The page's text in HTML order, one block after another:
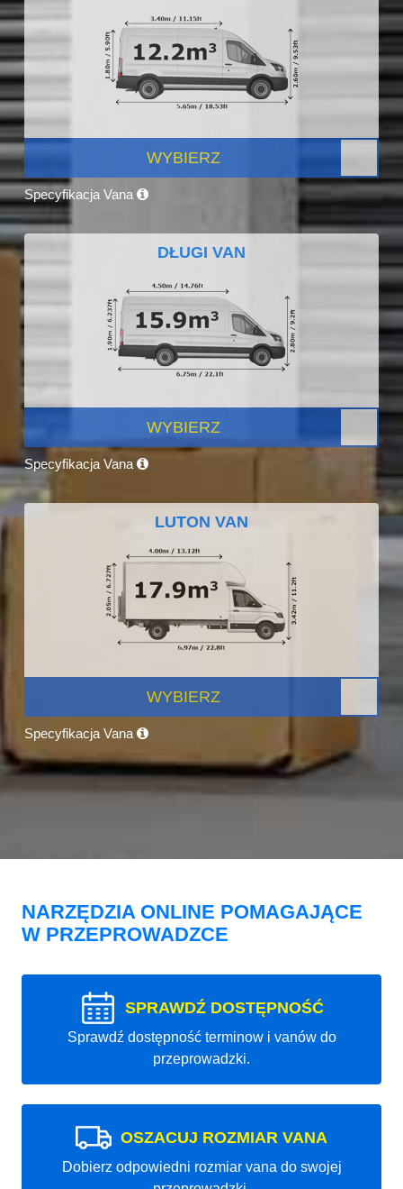
WYBIERZ
Specyfikacja Vana
DŁUGI VAN
WYBIERZ
Specyfikacja Vana
LUTON VAN
WYBIERZ
Specyfikacja Vana
NARZĘDZIA ONLINE POMAGAJĄCE
W PRZEPROWADZCE
SPRAWDŹ DOSTĘPNOŚĆ
Sprawdź dostępność terminow i vanów do
przeprowadzki.
OSZACUJ ROZMIAR VANA
Dobierz odpowiedni rozmiar vana do swojej